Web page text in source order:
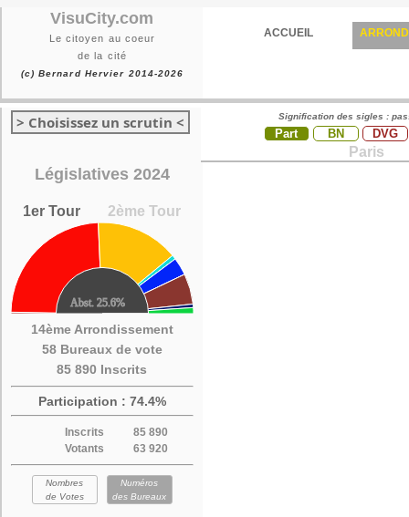
VisuCity.com
Le citoyen au coeur
de la cité
(c) Bernard Hervier 2014-2026
ACCUEIL
> Choisissez un scrutin <
Législatives 2024
1er Tour 2ème Tour
14ème Arrondissement
58 Bureaux de vote
85 890 Inscrits
Participation : 74.4%
Inscrits
85 890
Votants
63 920
Nombres
de Votes
Numéros
des Bureaux
Signification des sigles :
Part BN DVG
Paris